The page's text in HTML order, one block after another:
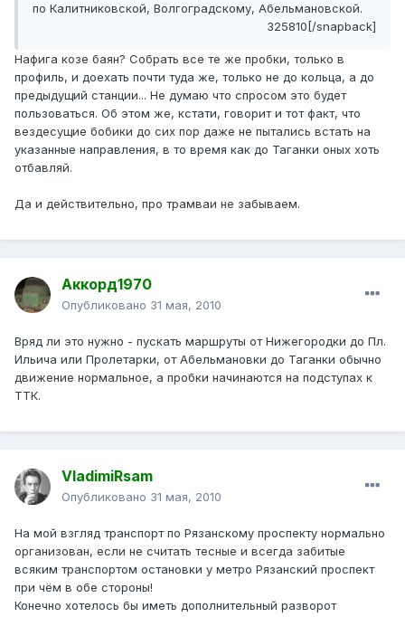
по Калитниковской, Волгоградскому, Абельмановской.
325810[/snapback]
Нафига козе баян? Собрать все те же пробки, только в
профиль, и доехать почти туда же, только не до кольца, а до
предыдущий станции... Не думаю что спросом это будет
пользоваться. Об этом же, кстати, говорит и тот факт, что
вездесущие бобики до сих пор даже не пытались встать на
указанные направления, в то время как до Таганки оных хоть
отбавляй.
Да и действительно, про трамваи не забываем.
Аккорд1970
Опубликовано 31 мая, 2010
Вряд ли это нужно - пускать маршруты от Нижегородки до Пл.
Ильича или Пролетарки, от Абельмановки до Таганки обычно
движение нормальное, а пробки начинаются на подступах к
ТТК.
VladimiRsam
Опубликовано 31 мая, 2010
На мой взгляд транспорт по Рязанскому проспекту нормально
организован, если не считать тесные и всегда забитые
всяким транспортом остановки у метро Рязанский проспект
при чём в обе стороны!
Конечно хотелось бы иметь дополнительный разворот